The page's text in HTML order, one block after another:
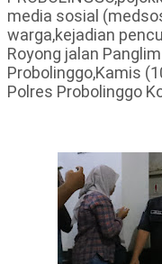
media sosial
warga,kejadian
Royong jalan
Probolinggo,Kamis
Polres Probolinggo